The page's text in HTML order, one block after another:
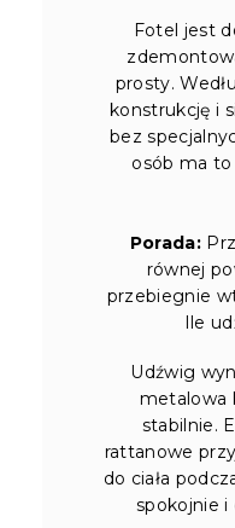
Fotel jest
prosty.
konstrukcję i
bez
osób ma
Porada:
równej
przebiegnie
Ile
Udźwig
metalowa
stabilnie.
rattanowe
do ciała
spokojnie i